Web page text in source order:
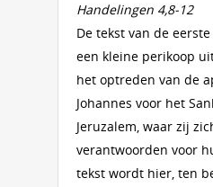
Handelingen 4,8-12
De tekst van de
een kleine perikoop
het optreden van de
Johannes voor het
Jeruzalem, waar zij
verantwoorden voor
tekst wordt hier, ten